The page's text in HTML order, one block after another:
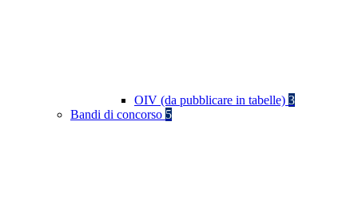
OIV (da pubblicare in tabelle) 3
Bandi di concorso 5